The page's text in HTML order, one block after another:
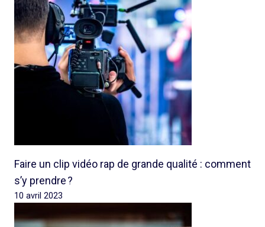
Faire un clip vidéo rap de grande qualité : comment
s’y prendre ?
10 avril 2023